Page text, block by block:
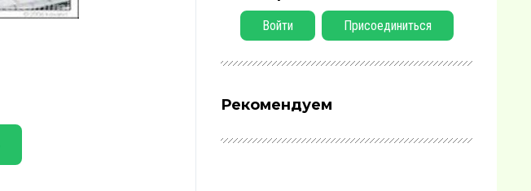
Войти Присоединиться
Рекомендуем